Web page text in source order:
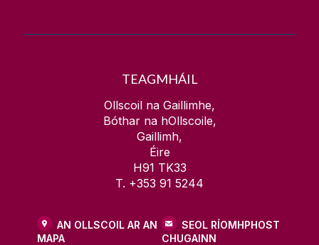
TEAGMHÁIL
Ollscoil na Gaillimhe,
Bóthar na hOllscoile,
Gaillimh,
Éire
H91 TK33
T. +353 91 5244
AN OLLSCOIL AR AN
MAPA
SEOL RÍOMHPHOST
CHUGAINN